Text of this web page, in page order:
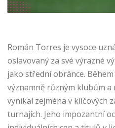
Román Torres je vysoce
oslavovaný za své výrazné
jako střední obránce.
významně různým klubům
vynikal zejména v klíčových
turnajích. Jeho impozantní